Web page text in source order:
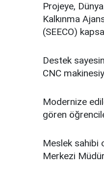
Projeye,
Kalkınma
(SEECO)
Destek
CNC
Modernize
gören
Meslek sahibi
Merkezi